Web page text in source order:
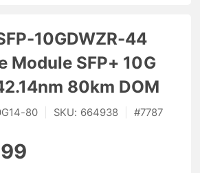
10GDWZR-44
Module SFP+ 10G
80km DOM
80 SKU: 664938 #7787